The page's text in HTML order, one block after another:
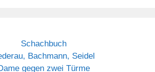
Schachbuch
Bachmann, Seidel
gegen zwei Türme